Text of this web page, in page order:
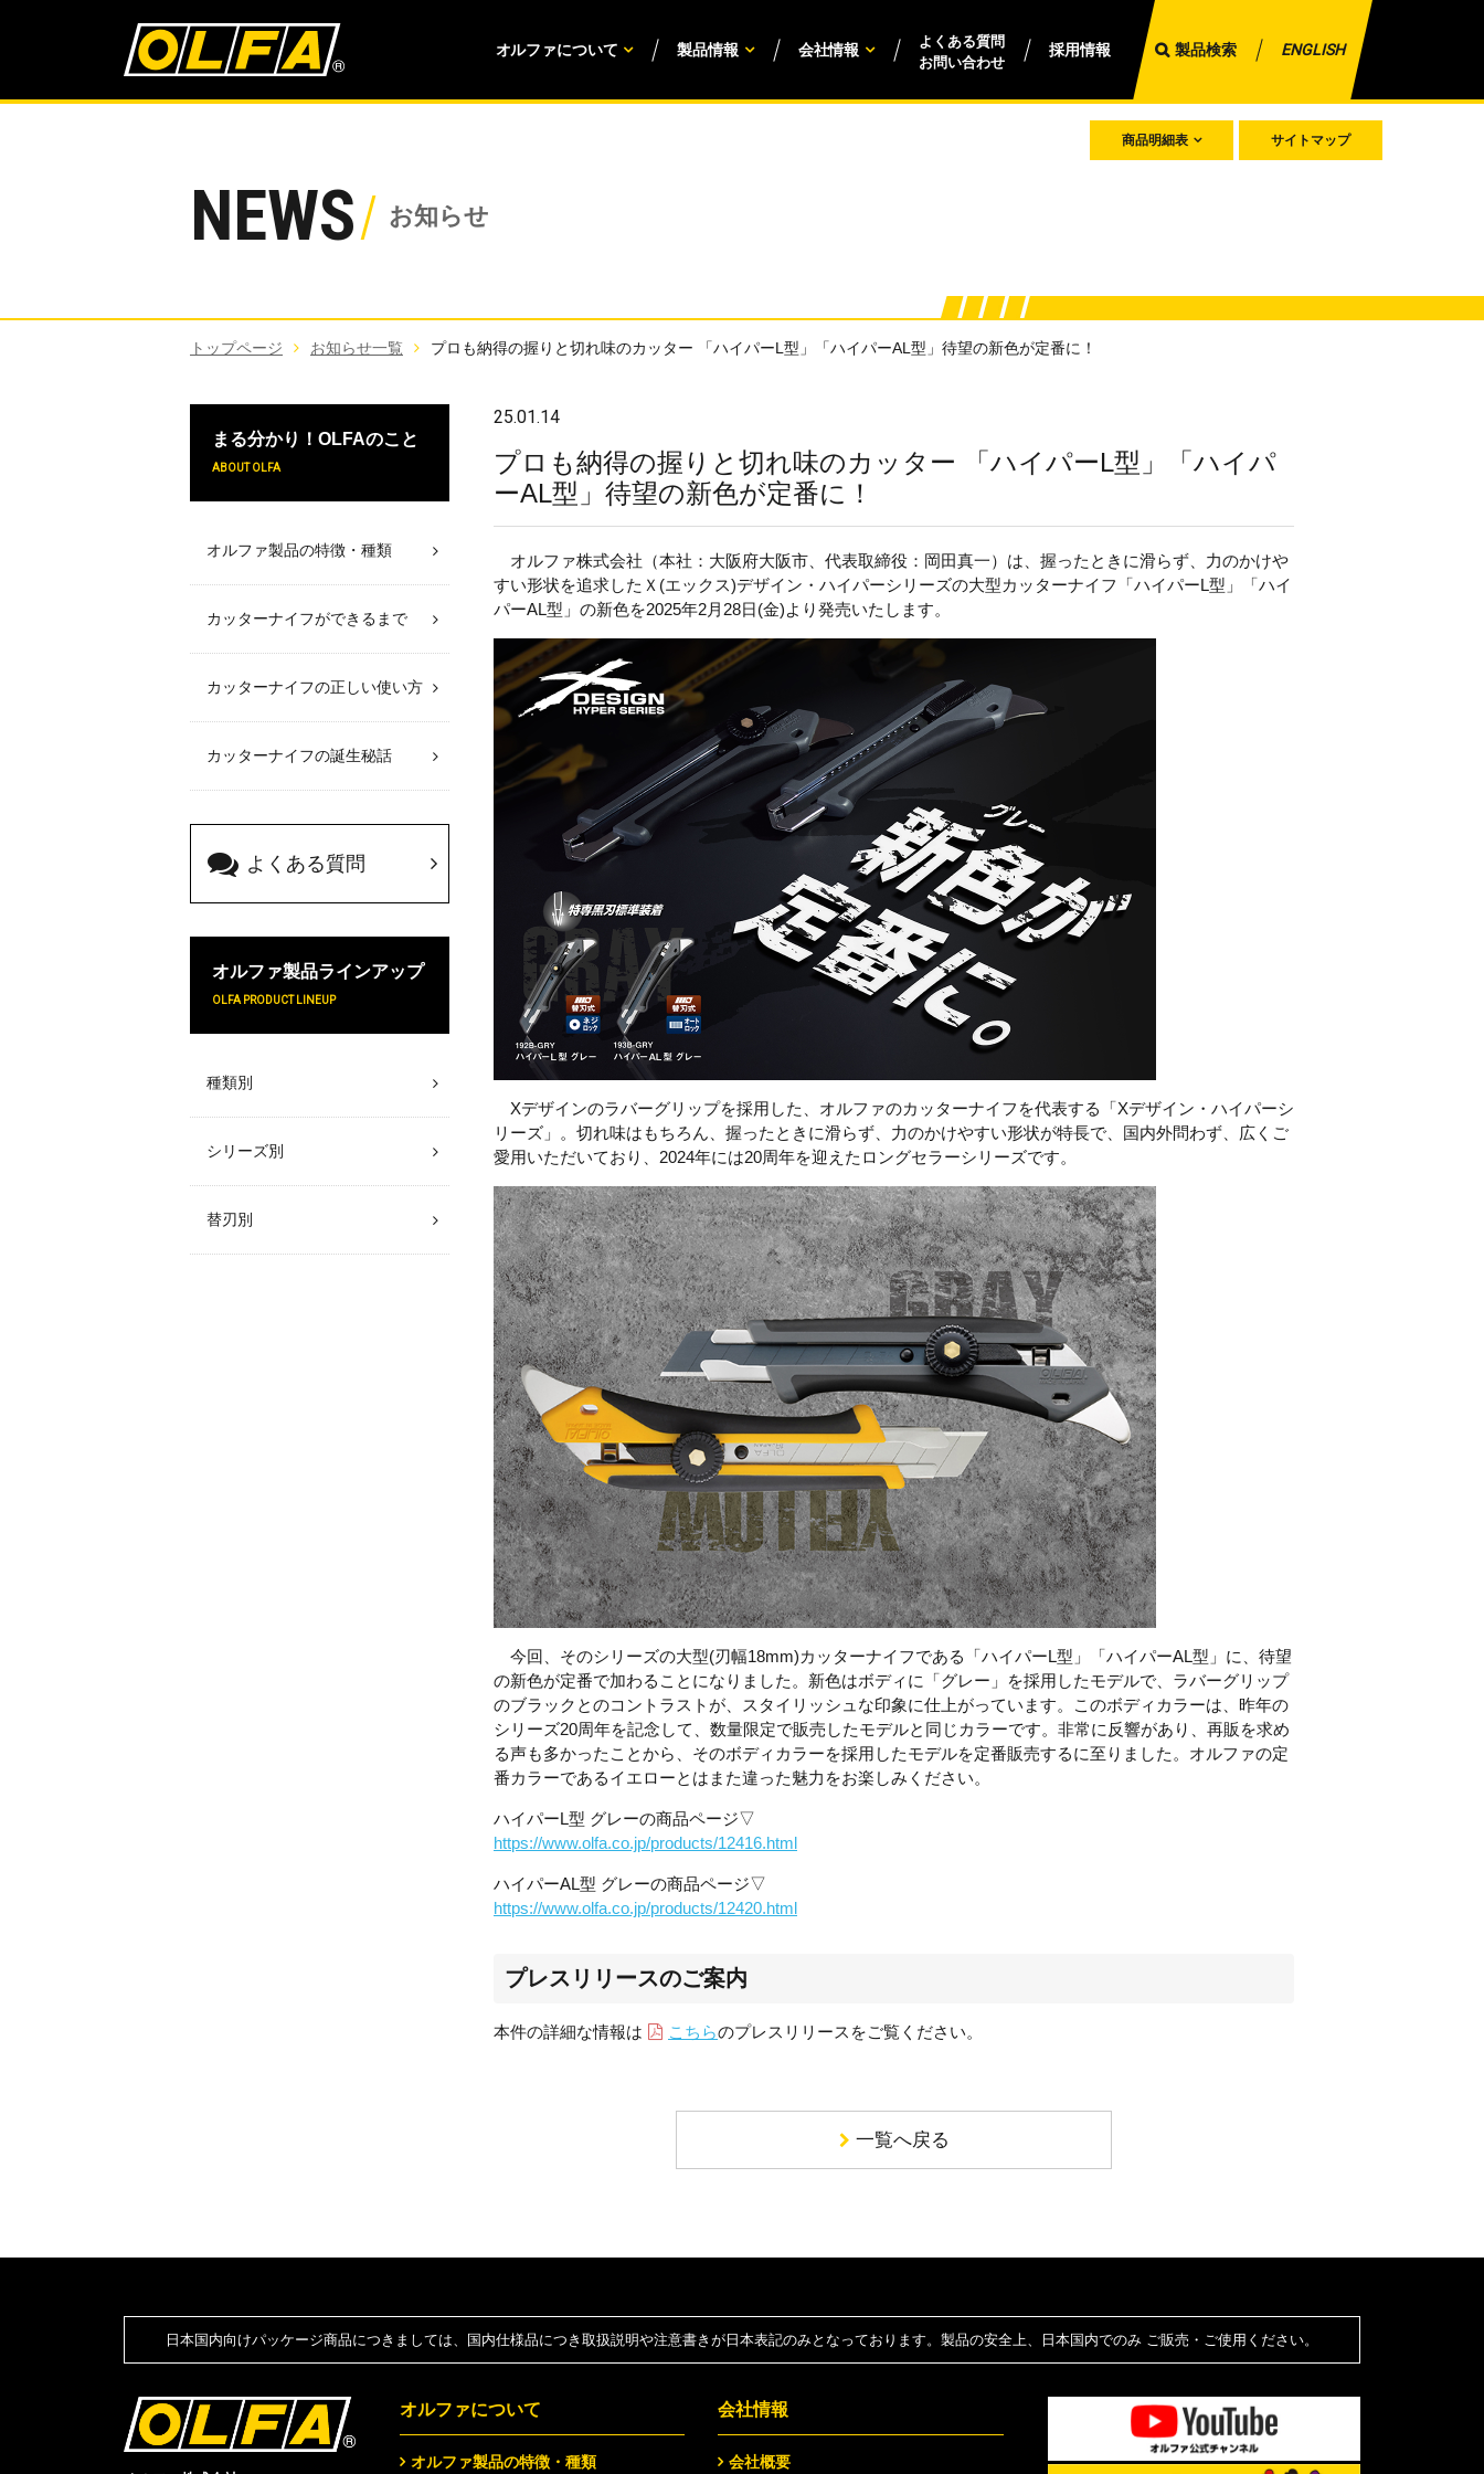
オルファについて 製品情報 会社情報
よくある質問
お問い合わせ
採用情報 製品検索 ENGLISH
NEWS お知らせ
商品明細表 サイトマップ
トップページ お知らせ一覧 プロも納得の握りと切れ味のカッター 「ハイパーL型」「ハイパーAL型」待望の新色が定番に！
25.01.14
プロも納得の握りと切れ味のカッター 「ハイパーL型」「ハイパ
ーAL型」待望の新色が定番に！
オルファ株式会社（本社：大阪府大阪市、代表取締役：岡田真一）は、握ったときに滑らず、力のかけや
すい形状を追求したＸ (エックス)デザイン・ハイパーシリーズの大型カッターナイフ「ハイパーL型」「ハイ
パーAL型」の新色を2025年2月 28日(金)より発売いたします。
Xデザインのラバーグリップを採用した、オルファのカッターナイフを代表する「Xデザイン・ハイパーシ
リーズ」。切れ味はもちろん、握ったときに滑らず、力のかけやすい形状が特長で、国内外問わず、広くご
愛用いただいており、 2024年には20周年を迎えたロングセラーシリーズです。
今回、そのシリーズの大型(刃幅18mm)カッターナイフである「ハイパーL型」「ハイパーAL型」に、待望
の新色が定番で加わることになりました。新色はボディに「グレー」を採用したモデルで、ラバーグリップ
のブラックとのコントラストが、スタイリッシュな印象に仕上がっています。このボディカラーは、昨年の
シリーズ20周年を記念して、数量限定で販売したモデルと同じカラーです。非常に反響があり、再販を求め
る声も多かったことから、そのボディカラーを採用したモデルを定番販売するに至りました。オルファの定
番カラーであるイエローとはまた違った魅力をお楽しみください。
ハイパーL型 グレーの商品ページ▽
https://www.olfa.co.jp/products/12416.html
ハイパーAL型 グレーの商品ページ▽
https://www.olfa.co.jp/products/12420.html
プレスリリースのご案内
本件の詳細な情報は こちらのプレスリリースをご覧ください。
一覧へ戻る
まる分かり！OLFAのこと
ABOUT OLFA
オルファ製品の特徴・種類
カッターナイフができるまで
カッターナイフの正しい使い方
カッターナイフの誕生秘話
よくある質問
オルファ製品ラインアップ
OLFA PRODUCT LINEUP
種類別
シリーズ別
替刃別
日本国内向けパッケージ商品につきましては、国内仕様品につき取扱説明や注意書きが日本表記のみとなっております。製品の安全上、日本国内でのみ ご販売・ご使用ください。
オルファについて
オルファ製品の特徴・種類
会社情報
会社概要